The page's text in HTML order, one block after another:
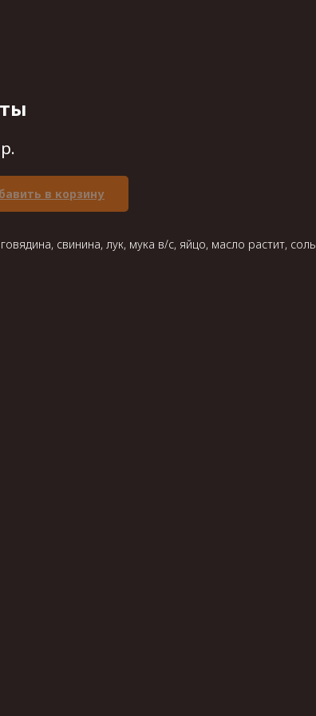
р.
в корзину
свинина, лук, мука в/с, яйцо, масло растит, соль.